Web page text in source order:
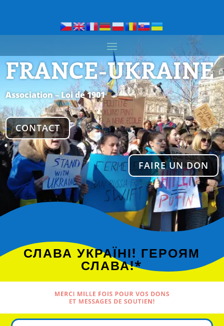
FRANCE-UKRAINE
Association – Loi de 1901
CONTACT
FAIRE UN DON
СЛАВА УКРАЇНІ! ГЕРОЯМ
СЛАВА!*
MERCI MILLE FOIS POUR VOS DONS
ET MESSAGES DE SOUTIEN!